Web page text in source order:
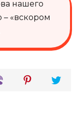
нашего
– «вскором